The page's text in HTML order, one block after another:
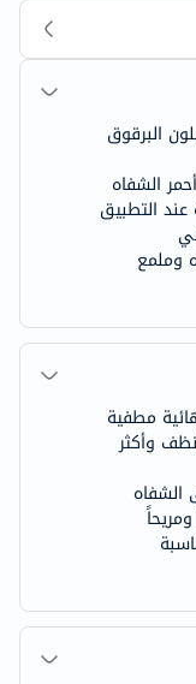
البرقوق
الشفاه
عند التطبيق
وملمع
مطفية
وأكثر